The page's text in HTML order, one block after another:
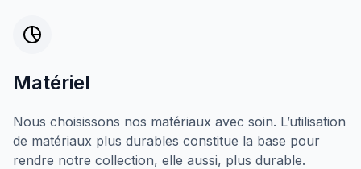
Matériel
Nous choisissons nos matériaux avec soin. L’utilisation
de matériaux plus durables constitue la base pour
rendre notre collection, elle aussi, plus durable.